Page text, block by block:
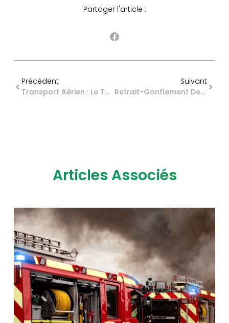
Partager l'article :
Précédent
Transport Aérien : Le Tarif Réduit De Solidarité Prend Son Envol
Suivant
Retrait-Gonflement Des Sols Argileux : Une Nouvelle Carte Des Zones Concernées
Articles Associés